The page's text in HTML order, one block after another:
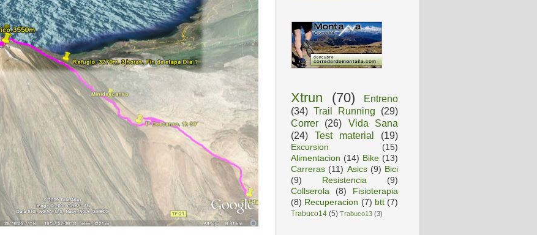
Xtrun (70)
Entreno
(34) Trail Running
(29)
Correr
(26)
Vida Sana
(24)
Test material (19)
Excursion
(15)
Alimentacion (14) Bike (13)
Carreras (11) Asics (9) Bici
(9)
Resistencia
(9)
Collserola
(8)
Fisioterapia
(8) Recuperacion (7) btt (7)
Trabuco14 (5) Trabuco13 (3)